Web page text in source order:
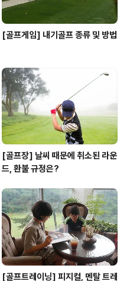
[골프게임] 내기골프 종류 및 방법
[골프장] 날씨 때문에 취소된 라운
드, 환불 규정은?
[골프트레이닝] 피지컬, 멘탈 트레